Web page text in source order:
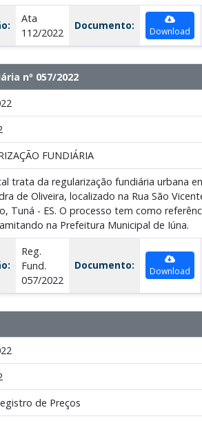
Ata
112/2022
Documento: Download
nº 057/2022
FUNDIÁRIA
trata da regularização fundiária urbana
de Oliveira, localizado na Rua São
Tuná - ES. O processo tem como
na Prefeitura Municipal de Iúna.
Reg.
Fund.
057/2022
Documento: Download
de Preços